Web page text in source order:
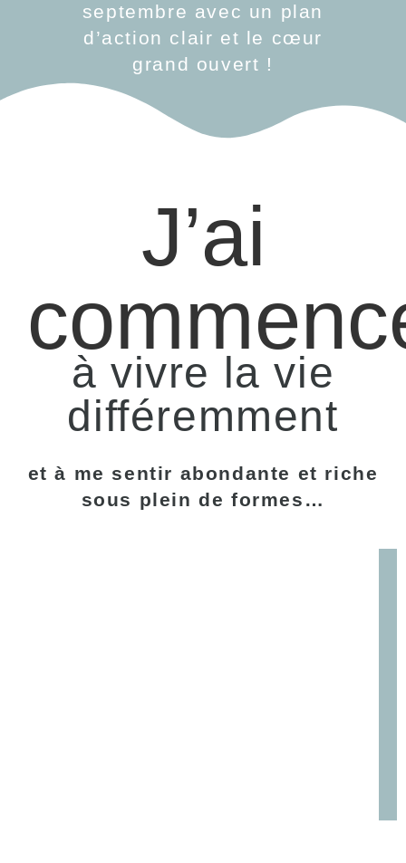
septembre avec un plan
d’action clair et le cœur
grand ouvert !
J’ai
à vivre la vie
différemment
et à me sentir abondante et riche
sous plein de formes…